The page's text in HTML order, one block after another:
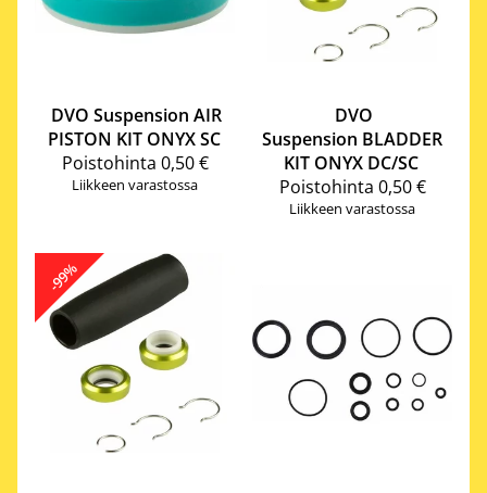
DVO Suspension AIR
PISTON KIT ONYX SC
Poistohinta 0,50 €
Liikkeen varastossa
DVO
Suspension BLADDER
KIT ONYX DC/SC
Poistohinta 0,50 €
Liikkeen varastossa
-99%